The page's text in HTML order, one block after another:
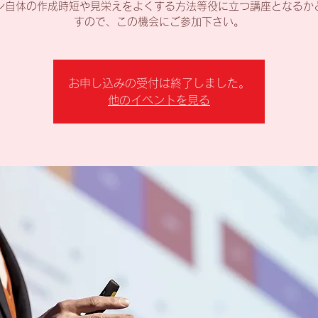
自体の作成時短や見栄えをよくする方法等役に立つ講座となるか
すので、この機会にご参加下さい。
お申し込みの受付は終了しました。
他のイベントを見る